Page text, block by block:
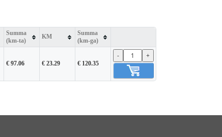
Summa
(km-ta)
KM
Summa
(km-ga)
€ 97.06 € 23.29 € 120.35
- +